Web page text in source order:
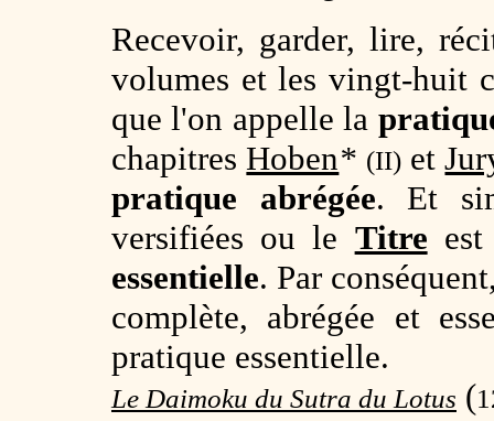
Recevoir, garder, lire,
volumes et les vingt-huit
que l'on appelle la
chapitres Hoben* (II)et
pratique abrégée. Et
versifiées ou le Titre
essentielle. Par
complète, abrégée et
pratique essentielle.
Le Daimoku du Sutra du Lotus (